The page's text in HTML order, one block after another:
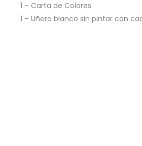
1 – Carta de Colores
1 – Uñero blanco sin pintar con